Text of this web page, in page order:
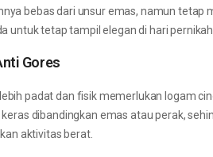
bebas dari unsur emas, namun
untuk tetap tampil elegan di hari
Gores
padat dan fisik memerlukan logam
keras dibandingkan emas atau perak,
aktivitas berat.